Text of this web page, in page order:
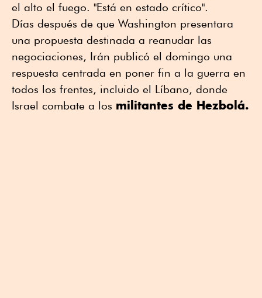
el alto el fuego. "Está en estado crítico".
Días después de que Washington presentara
una propuesta destinada a reanudar las
negociaciones, Irán publicó el domingo una
respuesta centrada en poner fin a la guerra en
todos los frentes, incluido el Líbano, donde
Israel combate a los militantes de Hezbolá.